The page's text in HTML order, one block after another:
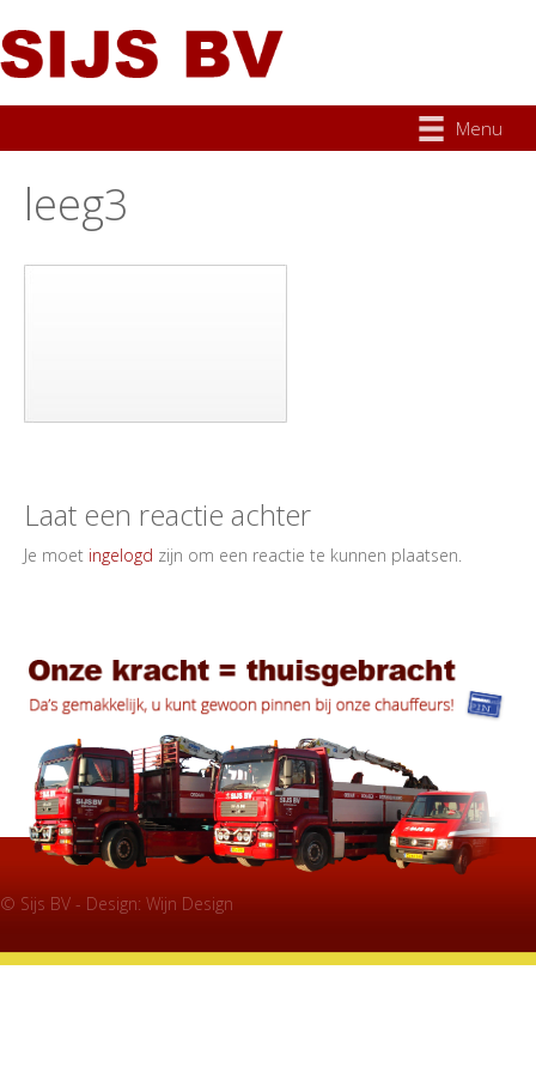
Menu
leeg3
Laat een reactie achter
Je moet ingelogd zijn om een reactie te kunnen plaatsen.
© Sijs BV - Design: Wijn Design